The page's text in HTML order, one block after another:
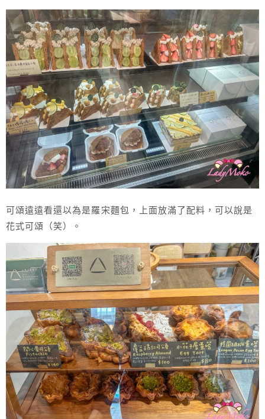
可頌遠遠看還以為是羅宋麵包，上面放滿了配料，可以說是
花式可頌（笑）。